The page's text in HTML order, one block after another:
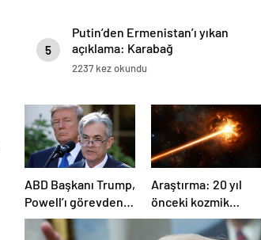
5
Putin’den Ermenistan’ı yıkan
açıklama: Karabağ
Azerbaycan’ın ayrılmaz bir
2237 kez okundu
ABD Başkanı Trump,
Powell’ı görevden
almayacağını
söyledi
Araştırma: 20 yıl
önceki kozmik
patlama, element
oluşumunda önemli